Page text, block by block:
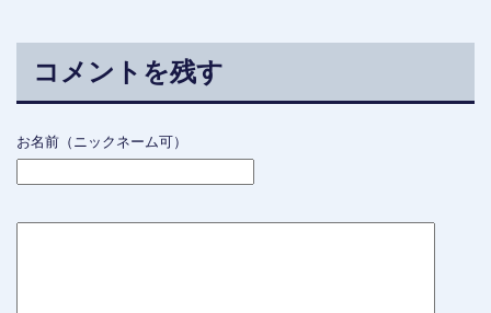
コメントを残す
お名前（ニックネーム可）